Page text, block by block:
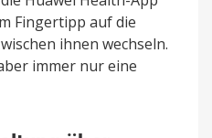
Fingertipp auf die
ihnen wechseln.
immer nur eine